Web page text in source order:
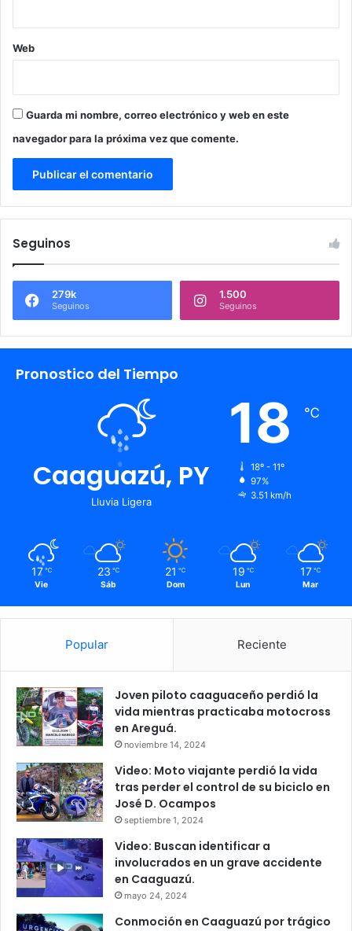
Web
Guarda mi nombre, correo electrónico y web en este
navegador para la próxima vez que comente.
Seguinos
279k
Seguinos
1.500
Seguinos
Pronostico del Tiempo
Caaguazú, PY
Lluvia Ligera
18 ℃
18º - 11º
97%
3.51 km/h
17 ℃
Vie
23 ℃
Sáb
21 ℃
Dom
19 ℃
Lun
17 ℃
Mar
Popular Reciente
Joven piloto caaguaceño perdió la
vida mientras practicaba motocross
en Areguá.
noviembre 14, 2024
Video: Moto viajante perdió la vida
tras perder el control de su biciclo en
José D. Ocampos
septiembre 1, 2024
Video: Buscan identificar a
involucrados en un grave accidente
en Caaguazú.
mayo 24, 2024
Conmoción en Caaguazú por trágico